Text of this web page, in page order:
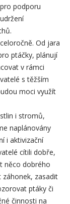
podporu
Od jara
ptáčky, plánují
v rámci
s těžším
moci využít
i stromů,
naplánovány
i aktivizační
cítili dobře,
něco dobrého
zasadit
ptáky či
činnosti na